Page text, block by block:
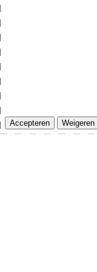
Accepteren Weigeren